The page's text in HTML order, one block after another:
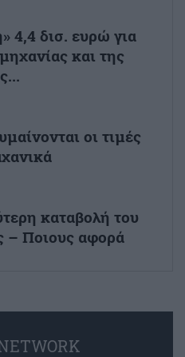
4,4 δισ. ευρώ για
και της
οι τιμές
καταβολή του
– Ποιους αφορά